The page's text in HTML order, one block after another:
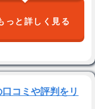
っと詳しく見る
コミや評判をリ